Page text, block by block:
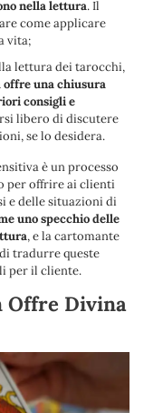
nella lettura. Il
come applicare
vita;
lettura dei tarocchi,
una chiusura
consigli e
libero di discutere
se lo desidera.
è un processo
per offrire ai clienti
e delle situazioni di
uno specchio delle
, e la cartomante
tradurre queste
per il cliente.
Offre Divina